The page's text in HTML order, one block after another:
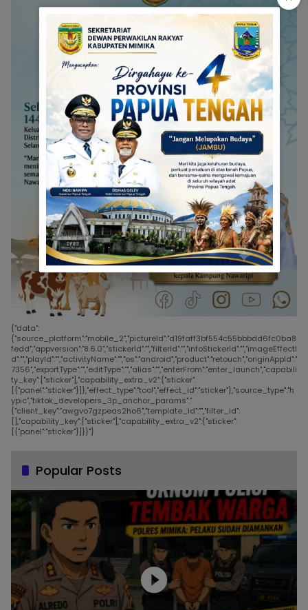
{"data":
{"source_platform":"mobile_2","pictureId":"d19faff3bf554c55bbbdd6fc0ba8
fedd","appversion":"8.6.0","stickerId":"","filterId":"","infoStickerId":"","imageEffectI
d":"","playId":"","activityName":"","os":"android","product":"retouch","originAppId":"
7356","exportType":"","editType":"","alias":"","enterFrom":"enter_launch","capabili
ty_key":["sticker"],"capability_extra_v2":{"sticker":
[{"panel":"sticker"}]},"effect_type":"tool","effect_id":"sticker"},"source_type":"h
ypic","tiktok_developers_3p_anchor_params":"
{"client_key":"awgvo7gzpeas2ho6","template_id":"","filter_id":
[],"capability_key":["sticker"],"capability_extra_v2":{"sticker":
[{"panel":"sticker"}]}}"}
Popular Posts